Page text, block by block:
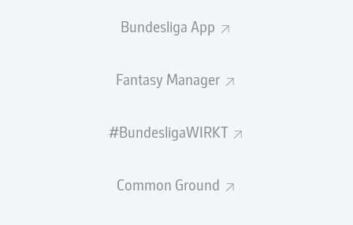
Bundesliga App
Fantasy Manager
#BundesligaWIRKT
Common Ground